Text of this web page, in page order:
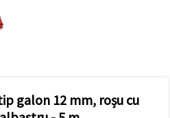
galon 12 mm, roșu cu